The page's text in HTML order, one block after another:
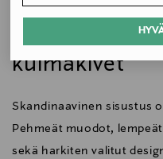
Nordic -sohvat
siksi helposti
verhoilumateriaalien ja
mahdollista saada
Konepesu
Pesulämpötila
30 °C
Väri
Koti
kulmakivet
Skandinaavinen sisustus
Pehmeät muodot,
sekä harkiten valitut